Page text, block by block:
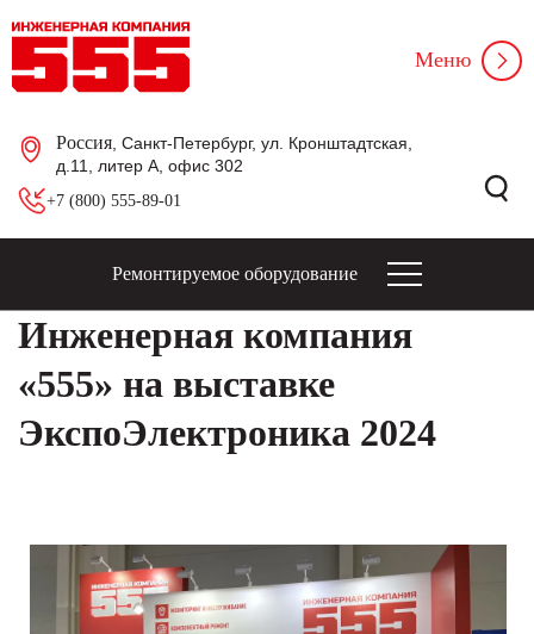
Россия , Санкт-Петербург, ул. Кронштадтская,
д.11, литер А, офис 302
+7 (800) 555-89-01
Меню
Ремонтируемое оборудование
Инженерная компания
«555» на выставке
ЭкспоЭлектроника 2024